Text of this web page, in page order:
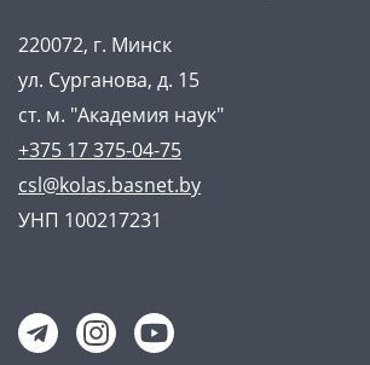
220072, г. Минск
ул. Сурганова, д. 15
ст. м. "Академия наук"
+375 17 375-04-75
csl@kolas.basnet.by
УНП 100217231